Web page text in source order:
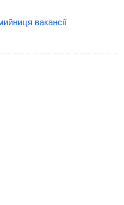
вакансії